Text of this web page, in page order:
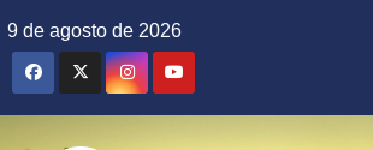
9 de agosto de 2026